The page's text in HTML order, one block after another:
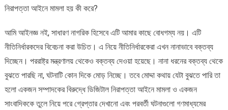
নিরাপত্তা আইনে মামলা হয় কী করে?
আমি আইনজ্ঞ নই, সাধারণ নাগরিক হিসেবে এটি আমার কাছে বোধগম্য নয়। এটি
নীতিনির্ধারকদের বিবেচনা করা উচিত। এ নিয়ে নীতিনির্ধারকেরা এখন নানাভাবে বক্তব্য
দিচ্ছেন। পররাষ্ট্র মন্ত্রণালয় থেকেও বক্তব্য দেওয়া হয়েছে। নানা ধরনের বক্তব্য থেকে
বুঝতে পারছি না, ঘটনাটি কোন দিকে মোড় নিচ্ছে। তবে মোদ্দা কথায় যেটা বুঝতে পারি তা
হলো একজন সম্পাদকের বিরুদ্ধে ডিজিটাল নিরাপত্তা আইনে মামলা ও একজন
সাংবাদিককে তুলে নিয়ে পরে গ্রেপ্তার দেখানো এবং পরবর্তী ঘটনাগুলো গণমাধ্যমের